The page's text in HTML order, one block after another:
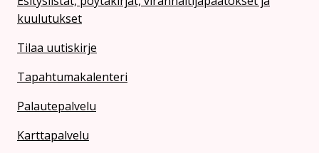
kuulutukset
Tilaa uutiskirje
Tapahtumakalenteri
Palautepalvelu
Karttapalvelu